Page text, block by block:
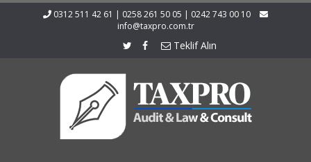
0312 511 42 61 | 0258 261 50 05 | 0242 743 00 10
info@taxpro.com.tr
Teklif Alın